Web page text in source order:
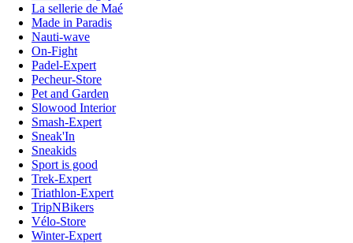
La sellerie de Maé
Made in Paradis
Nauti-wave
On-Fight
Padel-Expert
Pecheur-Store
Pet and Garden
Slowood Interior
Smash-Expert
Sneak'In
Sneakids
Sport is good
Trek-Expert
Triathlon-Expert
TripNBikers
Vélo-Store
Winter-Expert